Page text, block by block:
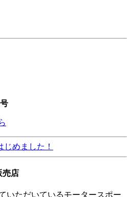
売店
いただいているモータースポー